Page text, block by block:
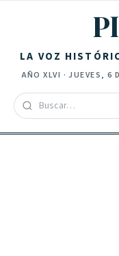
LA VOZ
AÑOXLVI ·JUEVES, 6